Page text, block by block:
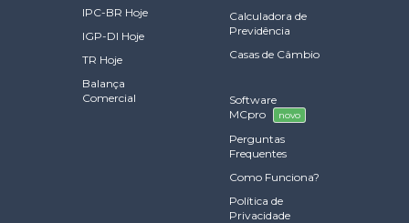
IPC-BR Hoje
IGP-DI Hoje
TR Hoje
Balança
Comercial
Calculadora de
Previdência
Casas de Câmbio
Software
MCpro
novo
Perguntas
Frequentes
Como Funciona?
Política de
Privacidade